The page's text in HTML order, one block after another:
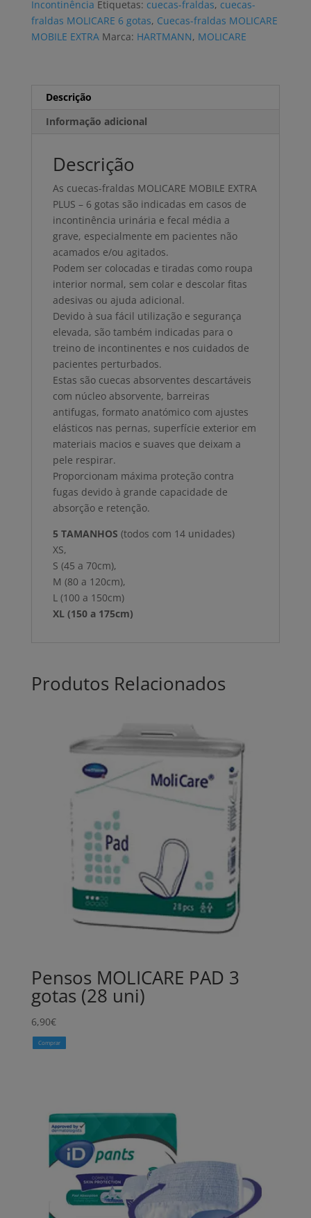
6
Incontinência Etiquetas: cuecas-fraldas, cuecas-
fraldas MOLICARE 6 gotas, Cuecas-fraldas MOLICARE
MOBILE EXTRA Marca: HARTMANN, MOLICARE
Descrição
Informação adicional
Descrição
As cuecas-fraldas MOLICARE MOBILE EXTRA
PLUS – 6 gotas são indicadas em casos de
incontinência urinária e fecal média a
grave, especialmente em pacientes não
acamados e/ou agitados.
Podem ser colocadas e tiradas como roupa
interior normal, sem colar e descolar fitas
adesivas ou ajuda adicional.
Devido à sua fácil utilização e segurança
elevada, são também indicadas para o
treino de incontinentes e nos cuidados de
pacientes perturbados.
Estas são cuecas absorventes descartáveis
com núcleo absorvente, barreiras
antifugas, formato anatómico com ajustes
elásticos nas pernas, superfície exterior em
materiais macios e suaves que deixam a
pele respirar.
Proporcionam máxima proteção contra
fugas devido à grande capacidade de
absorção e retenção.
5 TAMANHOS (todos com 14 unidades)
XS,
S (45 a 70cm),
M (80 a 120cm),
L (100 a 150cm)
XL (150 a 175cm)
Produtos Relacionados
Pensos MOLICARE PAD 3
gotas (28 uni)
6,90€
Comprar